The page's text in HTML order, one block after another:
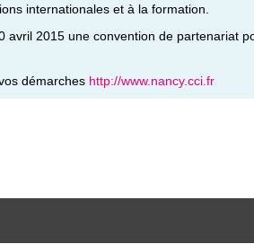
internationales et à la formation.
avril 2015 une convention de partenariat
démarches http://www.nancy.cci.fr